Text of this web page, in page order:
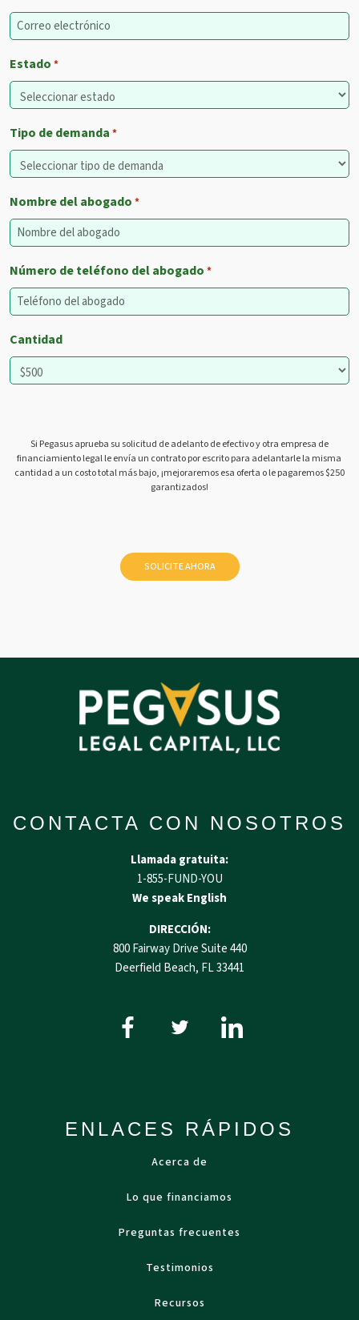
Estado *
Tipo de demanda *
Nombre del abogado *
Número de teléfono del abogado *
Cantidad
Si Pegasus aprueba su solicitud de adelanto de efectivo y otra empresa de
financiamiento legal le envía un contrato por escrito para adelantarle la misma
cantidad a un costo total más bajo, ¡mejoraremos esa oferta o le pagaremos $250
garantizados!
CONTACTA CON NOSOTROS
Llamada gratuita:
1-855-FUND-YOU
We speak English
DIRECCIÓN:
800 Fairway Drive Suite 440
Deerfield Beach, FL 33441
ENLACES RÁPIDOS
Acerca de
Lo que financiamos
Preguntas frecuentes
Testimonios
Recursos